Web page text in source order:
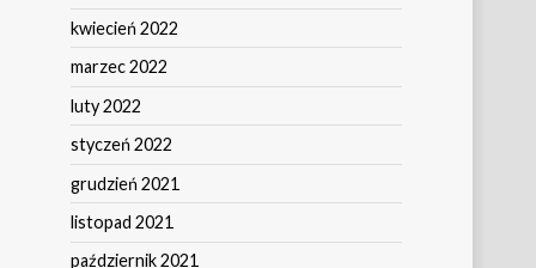
kwiecień 2022
marzec 2022
luty 2022
styczeń 2022
grudzień 2021
listopad 2021
październik 2021